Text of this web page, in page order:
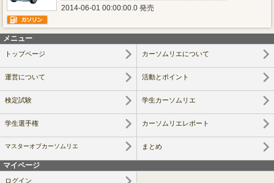
2014-06-01 00:00:00.0 発売
メニュー
トップページ カーソムリエについて
運営について 活動とポイント
検定試験 学生カーソムリエ
学生選手権 カーソムリエレポート
マスターオブカーソムリエ まとめ
マイページ
ログイン